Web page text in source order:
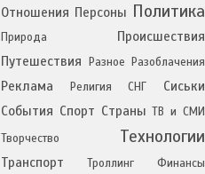
Отношения Персоны Политика
Природа
Происшествия
Путешествия
Разное Разоблачения
Реклама Религия СНГ
Сиськи
События Спорт Страны ТВ и СМИ
Творчество
Технологии
Транспорт Троллинг Финансы